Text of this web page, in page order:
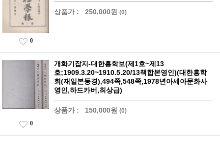
상품가 : 250,000원 (0)
0
개화기잡지-대한흥학보(제1호~제13
호;1909.3.20~1910.5.20/13책합본영인)(대한흥학
회(재일본동경),494쪽,548쪽,1978년아세아문화사
영인,하드카버,최상급)
상품가 : 150,000원 (0)
0